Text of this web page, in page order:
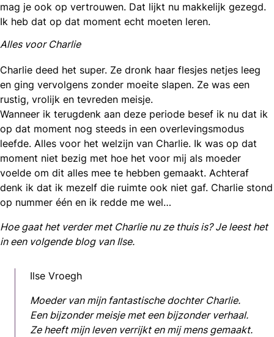
mag je ook op vertrouwen. Dat lijkt nu makkelijk gezegd.
Ik heb dat op dat moment echt moeten leren.
Alles voor Charlie
Charlie deed het super. Ze dronk haar flesjes netjes leeg
en ging vervolgens zonder moeite slapen. Ze was een
rustig, vrolijk en tevreden meisje.
Wanneer ik terugdenk aan deze periode besef ik nu dat ik
op dat moment nog steeds in een overlevingsmodus
leefde. Alles voor het welzijn van Charlie. Ik was op dat
moment niet bezig met hoe het voor mij als moeder
voelde om dit alles mee te hebben gemaakt. Achteraf
denk ik dat ik mezelf die ruimte ook niet gaf. Charlie stond
op nummer één en ik redde me wel…
Hoe gaat het verder met Charlie nu ze thuis is? Je leest het
in een volgende blog van Ilse.
Ilse Vroegh
Moeder van mijn fantastische dochter Charlie.
Een bijzonder meisje met een bijzonder verhaal.
Ze heeft mijn leven verrijkt en mij mens gemaakt.